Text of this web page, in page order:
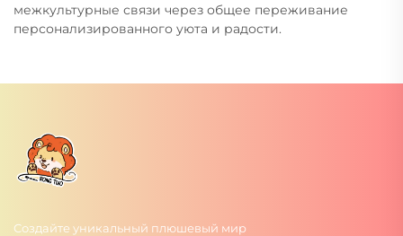
межкультурные связи через общее переживание
персонализированного уюта и радости.
Создайте уникальный плюшевый мир